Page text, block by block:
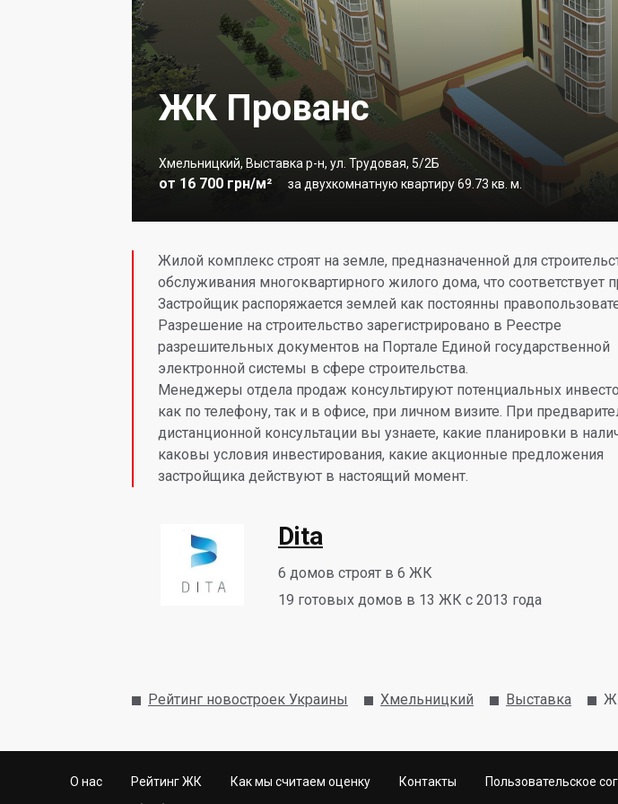
ЖК Прованс
Хмельницкий, Выставка р-н, ул. Трудовая, 5/2Б
за двухкомнатную квартиру 69.73 кв. м.
от 16 700 грн/м²
Жилой комплекс строят на земле, предназначенной для
обслуживания многоквартирного жилого дома, что соответствует
Застройщик распоряжается землей как постоянны
Разрешение на строительство зарегистрировано в Реестре
разрешительных документов на Портале Единой государственной
электронной системы в сфере строительства.
Менеджеры отдела продаж консультируют потенциальных
как по телефону, так и в офисе, при личном визите. При
дистанционной консультации вы узнаете, какие планировки в
каковы условия инвестирования, какие акционные предложения
застройщика действуют в настоящий момент.
Dita
6 домов строят в 6 ЖК
19 готовых домов в 13 ЖК с 2013 года
Рейтинг новостроек Украины Хмельницкий Выставка
О нас Рейтинг ЖК Как мы считаем оценку Контакты
Пользовательское